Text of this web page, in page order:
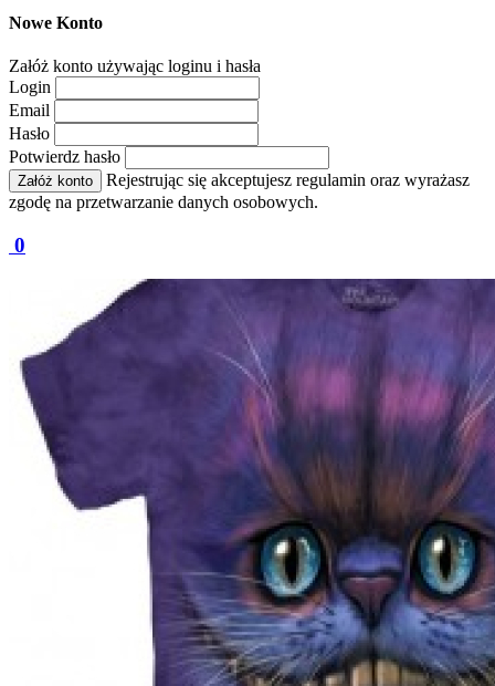
Nowe Konto
Załóż konto używając loginu i hasła
Login
Email
Hasło
Potwierdz hasło
Załóż konto
Rejestrując się akceptujesz regulamin oraz wyrażasz
zgodę na przetwarzanie danych osobowych.
0